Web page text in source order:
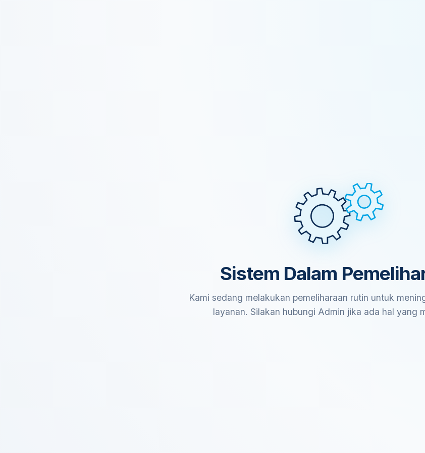
Sistem Dalam
Kami sedang melakukan pemeliharaan rutin untuk
layanan. Silakan hubungi Admin jika ada hal yang